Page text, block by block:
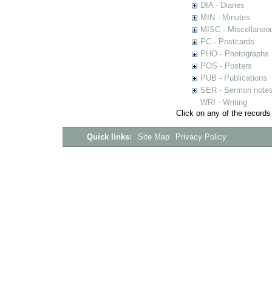
DIA - Diaries
MIN - Minutes
MISC -
PC - Postcards
PHO - Photographs
POS - Posters
PUB - Publications
SER - Sermon
WRI - Writing
Click on any of the
Quick links: Site Map Privacy Policy